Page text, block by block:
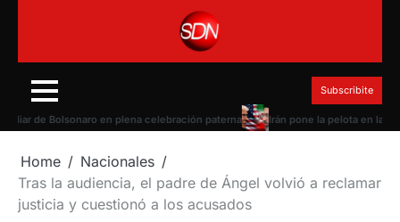
Subscribite
de Bolsonaro en plena celebración paterna Irán pone la pelota en la
Home
Nacionales
Tras la audiencia, el padre de Ángel volvió a reclamar
justicia y cuestionó a los acusados